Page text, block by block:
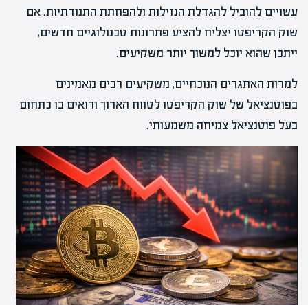
עשויים להוביל להגדלת הנזילות ולהפחתת התנודתיות. אם
שוק הקריפטו יצליח להציע פתרונות טכנולוגיים חדשים,
ייתכן שהוא יוכל למשוך יותר משקיעים.
למרות האתגרים הנוכחיים, משקיעים רבים מאמינים
בפוטנציאל של שוק הקריפטו לטווח הארוך ורואים בו כתחום
בעל פוטנציאל צמיחה משמעותי.